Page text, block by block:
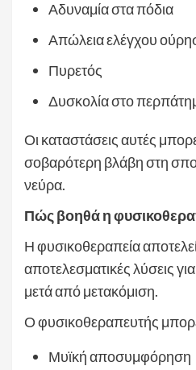
Αδυναμία στα πόδια
Απώλεια ελέγχου
Πυρετός
Δυσκολία στο
Οι καταστάσεις αυτές
σοβαρότερη βλάβη στη
νεύρα.
Πώς βοηθά η
Η φυσικοθεραπεία
αποτελεσματικές λύσεις
μετά από μετακόμιση.
Ο φυσικοθεραπευτής
Μυϊκή αποσυμφόρηση